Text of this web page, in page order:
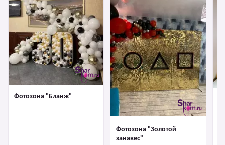
Фотозона "Бланж"
Фотозона "Золотой
занавес"